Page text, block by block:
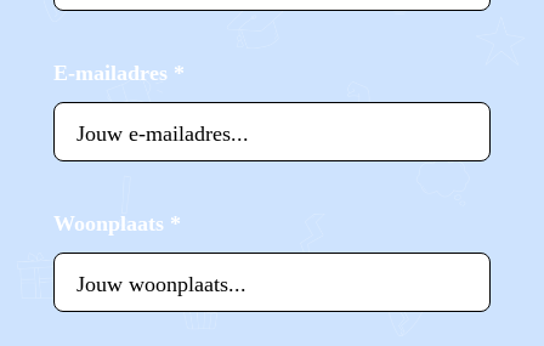
E-mailadres *
Woonplaats *